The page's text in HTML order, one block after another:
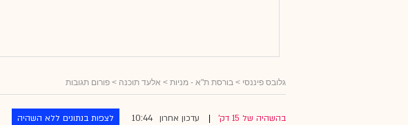
גלובס פיננסי > בורסת ת"א - מניות > אלעד תוכנה > פורום תגובות
בהשהיה של 15 דק' עדכון אחרון 10:44 לצפות בנתונים ללא השהיה